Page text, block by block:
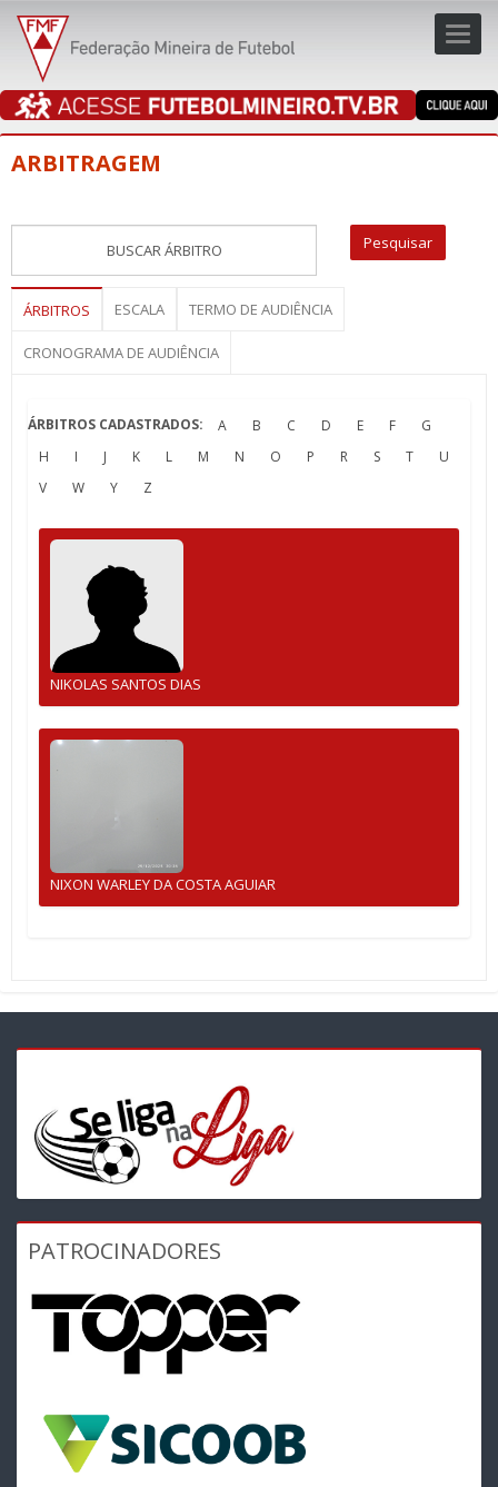
ARBITRAGEM
ÁRBITROS ESCALA TERMO DE AUDIÊNCIA
CRONOGRAMA DE AUDIÊNCIA
ÁRBITROS CADASTRADOS: A B C D E F
G
H
I J K L M N O P R S T
U
V
W Y Z
NIKOLAS SANTOS DIAS
NIXON WARLEY DA COSTA AGUIAR
PATROCINADORES